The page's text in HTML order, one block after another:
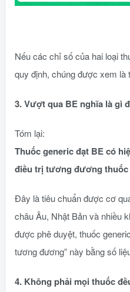
Nếu các chỉ số của hai loại
quy định, chúng được xem là
3. Vượt qua BE nghĩa là gì
Tóm lại:
Thuốc generic đạt BE có
điều trị tương đương thuốc
Đây là tiêu chuẩn được cơ
châu Âu, Nhật Bản và nhiều
được phê duyệt, thuốc
tương đương” này bằng số
4. Không phải mọi thuốc